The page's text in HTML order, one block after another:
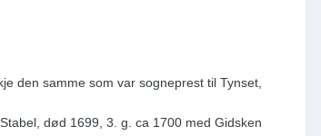
den samme som var sogneprest til Tynset,
død 1699, 3. g. ca 1700 med Gidsken